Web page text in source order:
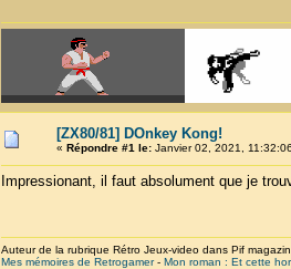
[ZX80/81] DOnkey Kong!
« Répondre #1 le:Janvier 02, 2021,
Impressionant, il faut absolument que je
Auteur de la rubrique Rétro Jeux-video dans Pif
Mes mémoires de Retrogamer- Mon roman : Et cette